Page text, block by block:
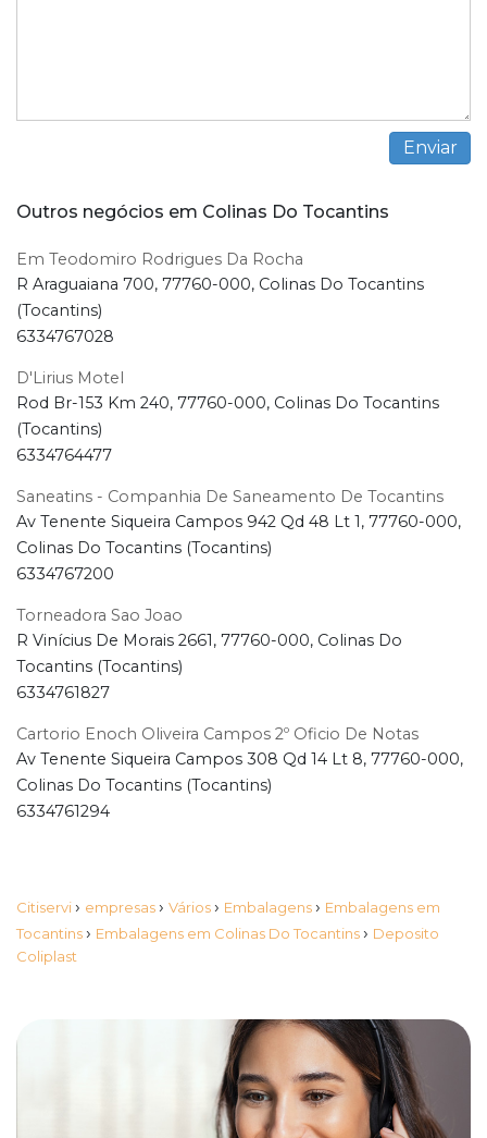
Outros negócios em Colinas Do Tocantins
Em Teodomiro Rodrigues Da Rocha
R Araguaiana 700, 77760-000, Colinas Do Tocantins
(Tocantins)
6334767028
D'Lirius Motel
Rod Br-153 Km 240, 77760-000, Colinas Do Tocantins
(Tocantins)
6334764477
Saneatins - Companhia De Saneamento De Tocantins
Av Tenente Siqueira Campos 942 Qd 48 Lt 1, 77760-000,
Colinas Do Tocantins (Tocantins)
6334767200
Torneadora Sao Joao
R Vinícius De Morais 2661, 77760-000, Colinas Do
Tocantins (Tocantins)
6334761827
Cartorio Enoch Oliveira Campos 2º Oficio De Notas
Av Tenente Siqueira Campos 308 Qd 14 Lt 8, 77760-000,
Colinas Do Tocantins (Tocantins)
6334761294
Citiservi › empresas › Vários › Embalagens › Embalagens em
Tocantins › Embalagens em Colinas Do Tocantins › Deposito
Coliplast